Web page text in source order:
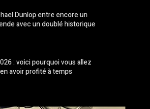
Dunlop entre encore un
avec un doublé historique
: voici pourquoi vous allez
avoir profité à temps